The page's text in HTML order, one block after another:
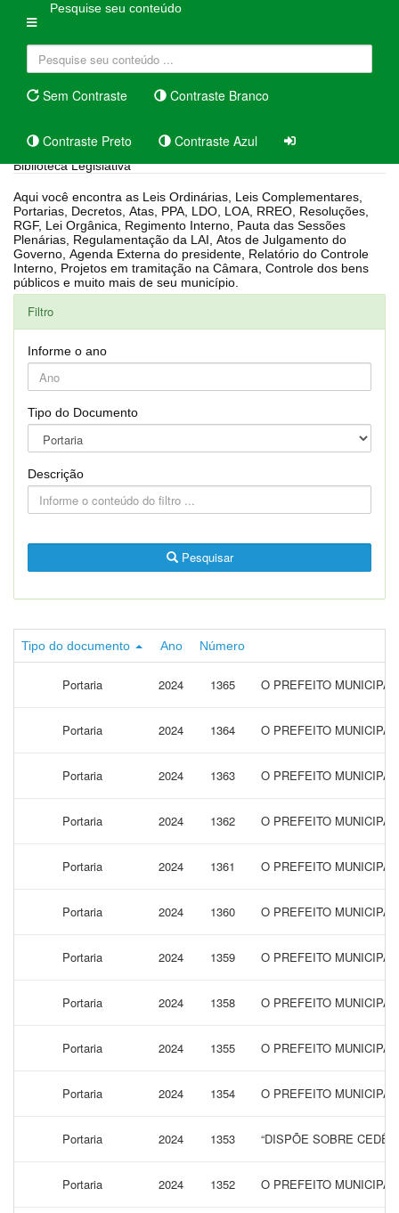
Pesquise seu conteúdo
Sem Contraste Contraste Branco
Contraste Preto Contraste Azul
Biblioteca Legislativa
Aqui você encontra as Leis Ordinárias, Leis Complementares,
Portarias, Decretos, Atas, PPA, LDO, LOA, RREO, Resoluções,
RGF, Lei Orgânica, Regimento Interno, Pauta das Sessões
Plenárias, Regulamentação da LAI, Atos de Julgamento do
Governo, Agenda Externa do presidente, Relatório do Controle
Interno, Projetos em tramitação na Câmara, Controle dos bens
públicos e muito mais de seu município.
Filtro
Informe o ano
Tipo do Documento
Descrição
Pesquisar
Tipo do documento Ano Número
Portaria 2024 1365 O PREFEITO
Portaria 2024 1364 O PREFEITO
Portaria 2024 1363 O PREFEITO
Portaria 2024 1362 O PREFEITO
Portaria 2024 1361 O PREFEITO
Portaria 2024 1360 O PREFEITO
Portaria 2024 1359 O PREFEITO
Portaria 2024 1358 O PREFEITO
Portaria 2024 1355 O PREFEITO
Portaria 2024 1354 O PREFEITO
Portaria 2024 1353 “DISPÕE SOBRE
Portaria 2024 1352 O PREFEITO